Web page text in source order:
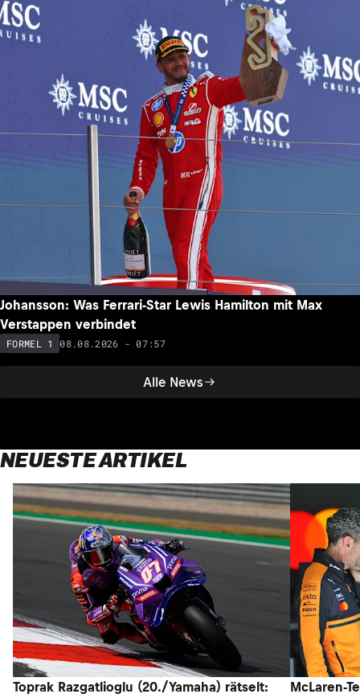
Alle News
Johansson: Was Ferrari-Star Lewis Hamilton mit Max
Verstappen verbindet
FORMEL 1 08.08.2026 - 07:57
NEUESTE ARTIKEL
Toprak Razgatlioglu (20./Yamaha) rätselt:
McLaren-